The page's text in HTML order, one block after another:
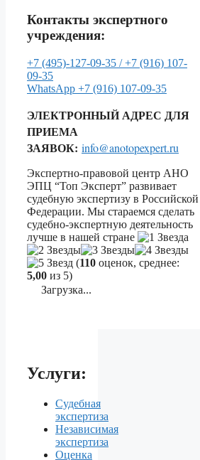
Контакты экспертного
учреждения:
+7 (495)-127-09-35 /+7 (916) 107-
09-35
WhatsApp +7 (916) 107-09-35
ЭЛЕКТРОННЫЙ АДРЕС ДЛЯ
ПРИЕМА
ЗАЯВОК: info@anotopexpert.ru
Экспертно-правовой центр АНО
ЭПЦ “Топ Эксперт” развивает
судебную экспертизу в Российской
Федерации. Мы стараемся сделать
судебно-экспертную деятельность
лучше в нашей стране
(110 оценок, среднее:
5,00 из 5)
Загрузка...
Услуги:
Судебная
экспертиза
Независимая
экспертиза
Оценка